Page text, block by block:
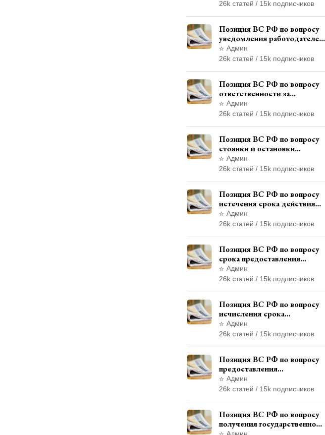
26k статей / 15k подписчиков
Позиция ВС РФ по вопросу
уведомления работодателем
о заключении трудового
договора с бывшим
Админ
26k статей / 15k подписчиков
Позиция ВС РФ по вопросу
ответственности за
непредоставление
документов при проведении
Админ
26k статей / 15k подписчиков
Позиция ВС РФ по вопросу
стоянки и остановки
транспортного средства на
тротуаре и квалификации
Админ
26k статей / 15k подписчиков
Позиция ВС РФ по вопросу
истечения срока действия
транзитных знаков
иностранного государства и
правонарушения
Админ
26k статей / 15k подписчиков
Позиция ВС РФ по вопросу
срока предоставления
итогового финансового
отчета кандидатом в
выборах
Админ
26k статей / 15k подписчиков
Позиция ВС РФ по вопросу
исчисления срока
административного надзора
при назначении
свободы
Админ
26k статей / 15k подписчиков
Позиция ВС РФ по вопросу
предоставления
страховщикам копий
документов дела об
автотехнической экспертизы
Админ
26k статей / 15k подписчиков
Позиция ВС РФ по вопросу
получения государственной
Админ